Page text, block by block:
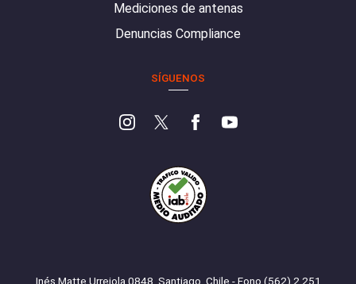
Mediciones de antenas
Denuncias Compliance
SÍGUENOS
Inés Matte Urrejola 0848, Santiago, Chile - Fono (562) 2 251